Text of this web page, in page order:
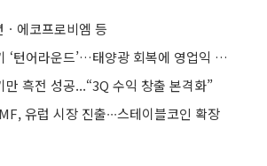
에코프로비엠 등
한화솔루션, 1분기 ‘턴어라운드’…태양광 회복에 영업익 205% 급증
만 흑전 성공...“3Q 수익 창출 본격화”
유럽 시장 진출∙∙∙스테이블코인 확장